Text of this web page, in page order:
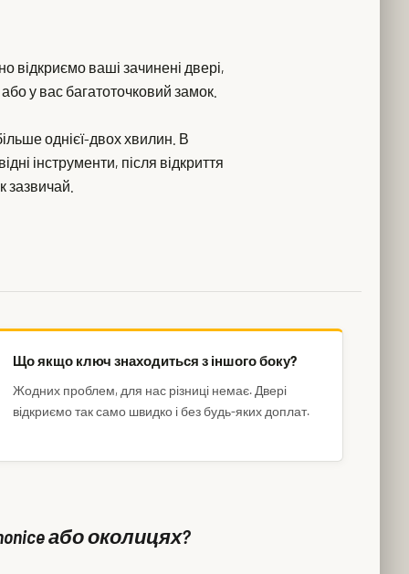
відкриємо ваші зачинені двері,
у вас багатоточковий замок.
однієї-двох хвилин. В
інструменти, після відкриття
зазвичай.
Що якщо ключ знаходиться з іншого боку?
Жодних проблем, для нас різниці немає. Двері
відкриємо так само швидко і без будь-яких доплат.
або околицях?